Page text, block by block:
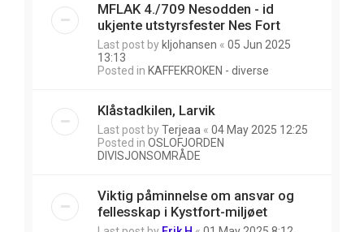
MFLAK 4./709 Nesodden - id
ukjente utstyrsfester Nes Fort
Last post by kljohansen « 05 Jun 2025
13:13
Posted in KAFFEKROKEN - diverse
Klåstadkilen, Larvik
Last post byTerjeaa « 04 May 2025 12:25
Posted in OSLOFJORDEN
DIVISJONSOMRÅDE
Viktig påminnelse om ansvar og
fellesskap i Kystfort-miljøet